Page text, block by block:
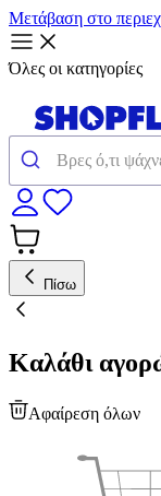
Μετάβαση στο
Όλες οι κατηγορίες
Πίσω
Καλάθι
Αφαίρεση όλων